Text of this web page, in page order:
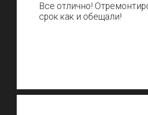
Все отлично!
срок как и обещали!